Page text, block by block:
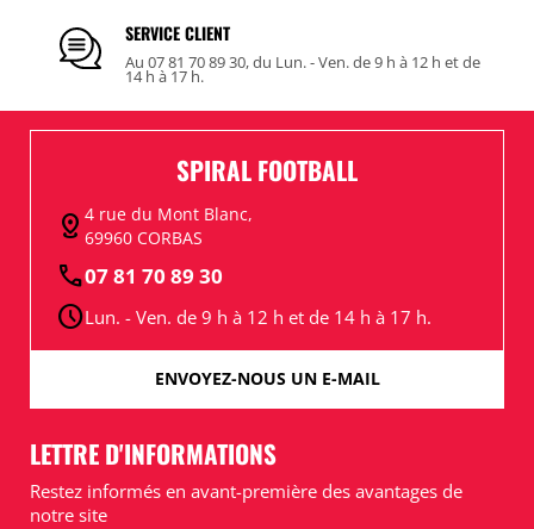
SERVICE CLIENT
Au 07 81 70 89 30, du Lun. - Ven. de 9 h à 12 h et de
14 h à 17 h.
SPIRAL FOOTBALL
distance 4 rue du Mont Blanc,
69960 CORBAS
call07 81 70 89 30
scheduleLun. - Ven. de 9 h à 12 h et de 14 h à 17 h.
ENVOYEZ-NOUS UN E-MAIL
LETTRE D'INFORMATIONS
Restez informés en avant-première des avantages de
notre site